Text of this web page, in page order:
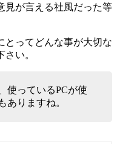
見が言える社風だった等
とってどんな事が大切な
い。
使っているPCが使
ありますね。